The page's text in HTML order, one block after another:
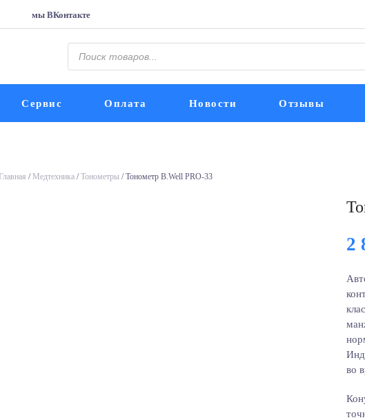
мы ВКонтакте
Поиск
товаров
Сервис Оплата Новости Отзывы
Главная / Медтехника /Тонометры / Тонометр B.Well PRO-33
2
во